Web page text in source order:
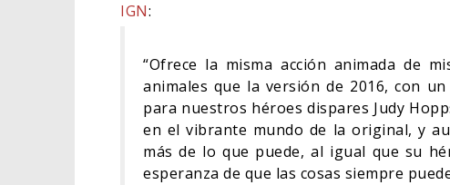
IGN:
“Ofrece la misma acción animada de
animales que la versión de 2016, con
para nuestros héroes dispares Judy
en el vibrante mundo de la original, y
más de lo que puede, al igual que su
esperanza de que las cosas siempre